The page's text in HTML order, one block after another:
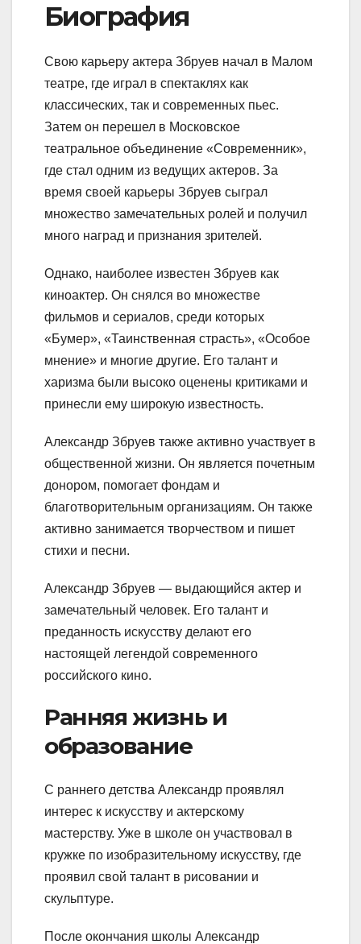
Биография
Свою карьеру актера Збруев начал в Малом
театре, где играл в спектаклях как
классических, так и современных пьес.
Затем он перешел в Московское
театральное объединение «Современник»,
где стал одним из ведущих актеров. За
время своей карьеры Збруев сыграл
множество замечательных ролей и получил
много наград и признания зрителей.
Однако, наиболее известен Збруев как
киноактер. Он снялся во множестве
фильмов и сериалов, среди которых
«Бумер», «Таинственная страсть», «Особое
мнение» и многие другие. Его талант и
харизма были высоко оценены критиками и
принесли ему широкую известность.
Александр Збруев также активно участвует в
общественной жизни. Он является почетным
донором, помогает фондам и
благотворительным организациям. Он также
активно занимается творчеством и пишет
стихи и песни.
Александр Збруев — выдающийся актер и
замечательный человек. Его талант и
преданность искусству делают его
настоящей легендой современного
российского кино.
Ранняя жизнь и
образование
С раннего детства Александр проявлял
интерес к искусству и актерскому
мастерству. Уже в школе он участвовал в
кружке по изобразительному искусству, где
проявил свой талант в рисовании и
скульптуре.
После окончания школы Александр